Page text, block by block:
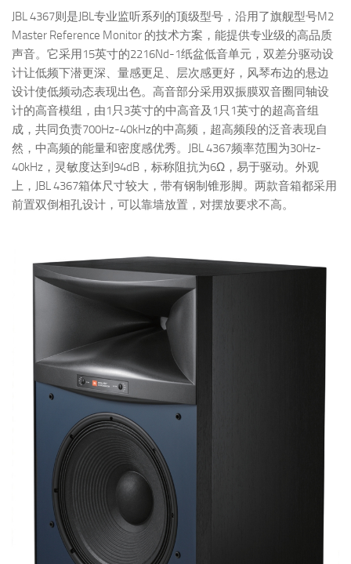
JBL 4367则是JBL专业监听系列的顶级型号，沿用了旗舰型号M2
Master Reference Monitor 的技术方案，能提供专业级的高品质
声音。它采用15英寸的2216Nd-1纸盆低音单元，双差分驱动设
计让低频下潜更深、量感更足、层次感更好，风琴布边的悬边
设计使低频动态表现出色。高音部分采用双振膜双音圈同轴设
计的高音模组，由1只3英寸的中高音及1只1英寸的超高音组
成，共同负责700Hz-40kHz的中高频，超高频段的泛音表现自
然，中高频的能量和密度感优秀。JBL 4367频率范围为30Hz-
40kHz，灵敏度达到94dB，标称阻抗为6Ω，易于驱动。外观
上，JBL 4367箱体尺寸较大，带有钢制锥形脚。两款音箱都采用
前置双倒相孔设计，可以靠墙放置，对摆放要求不高。